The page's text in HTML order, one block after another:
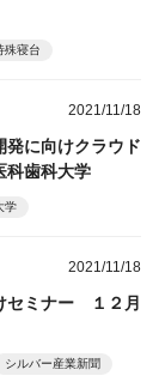
殊寝台
2021/11/18
に向けクラウド
歯科大学
学
2021/11/18
セミナー １２月
シルバー産業新聞